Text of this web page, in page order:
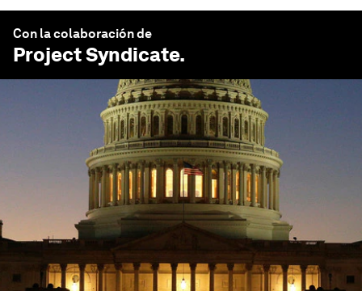
Con la colaboración de
Project Syndicate.